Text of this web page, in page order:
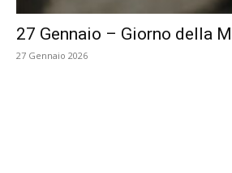
27 Gennaio – Giorno della
27 Gennaio 2026